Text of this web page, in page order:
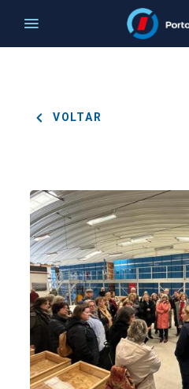
VOLTAR